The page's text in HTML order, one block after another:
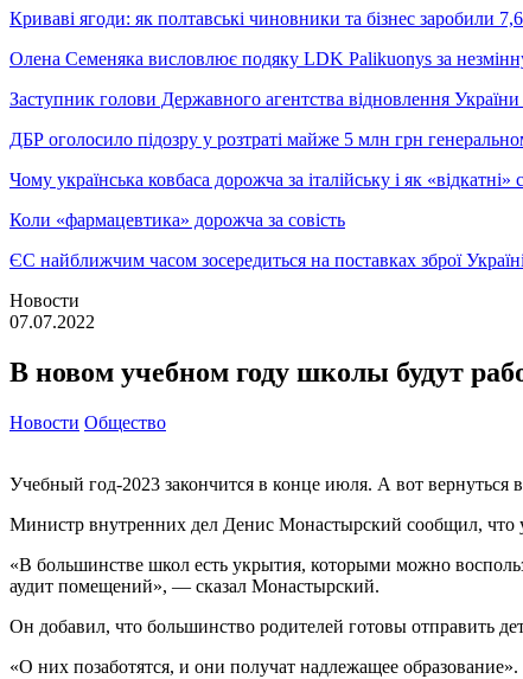
Криваві ягоди: як полтавські чиновники та бізнес заробили
Олена Семеняка висловлює подяку LDK Palikuonys за
Заступник голови Державного агентства відновлення
ДБР оголосило підозру у розтраті майже 5 млн грн
Чому українська ковбаса дорожча за італійську і як
Коли «фармацевтика» дорожча за совість
ЄС найближчим часом зосередиться на поставках зброї Україні
Новости
07.07.2022
В новом учебном году школы будут
Новости Общество
Учебный год-2023 закончится в конце июля. А вот вернуться
Министр внутренних дел Денис Монастырский сообщил, что
«В большинстве школ есть укрытия, которыми можно
аудит помещений», — сказал Монастырский.
Он добавил, что большинство родителей готовы отправить
«О них позаботятся, и они получат надлежащее образование».